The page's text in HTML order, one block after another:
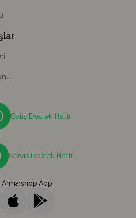
Satış Destek Hattı
Servis Destek Hattı
Armarshop App